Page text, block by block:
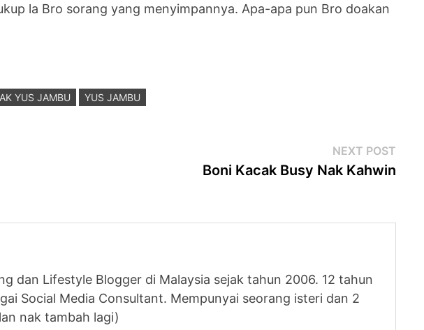
la Bro sorang yang menyimpannya. Apa-apa pun Bro doakan
YUS JAMBU YUS JAMBU
NEXT POSTNext
Boni Kacak Busy Nak Kahwin
dan Lifestyle Blogger di Malaysia sejak tahun 2006. 12 tahun
Social Media Consultant. Mempunyai seorang isteri dan 2
nak tambah lagi)